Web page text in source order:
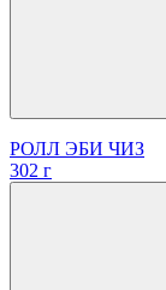
РОЛЛ ЭБИ ЧИЗ
302 г